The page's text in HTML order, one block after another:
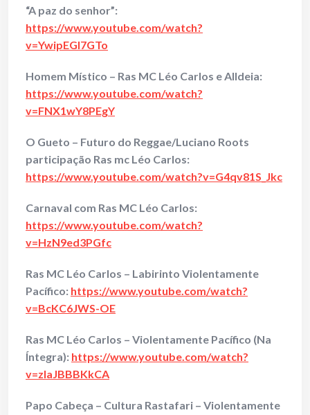
“A paz do senhor”:
https://www.youtube.com/watch?
v=YwipEGl7GTo
Homem Místico – Ras MC Léo Carlos e Alldeia:
https://www.youtube.com/watch?
v=FNX1wY8PEgY
O Gueto – Futuro do Reggae/Luciano Roots
participação Ras mc Léo Carlos:
https://www.youtube.com/watch?v=G4qv81S_Jkc
Carnaval com Ras MC Léo Carlos:
https://www.youtube.com/watch?
v=HzN9ed3PGfc
Ras MC Léo Carlos – Labirinto Violentamente
Pacífico: https://www.youtube.com/watch?
v=BcKC6JWS-OE
Ras MC Léo Carlos – Violentamente Pacífico (Na
Íntegra): https://www.youtube.com/watch?
v=zlaJBBBKkCA
Papo Cabeça – Cultura Rastafari – Violentamente